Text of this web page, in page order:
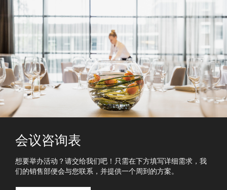
会议咨询表
想要举办活动？请交给我们吧！只需在下方填写详细需求，我
们的销售部便会与您联系，并提供一个周到的方案。